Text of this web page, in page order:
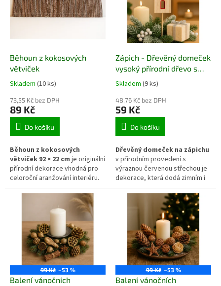
Běhoun z kokosových
větviček
Skladem (10 ks)
73,55 Kč bez DPH
89 Kč
Do košíku
Běhoun z kokosových
větviček 92 × 22 cm je originální
přírodní dekorace vhodná pro
celoroční aranžování interiéru.
Rustikální vzhled z kokosových
větviček se skvěle hodí na
jídelní stůl, komodu,
konferenční stolek i jako
podklad pro sezónní, podzimní
nebo vánoční dekorace.
Přirozený materiál dodá
každému aranžmá přírodní a
elegantní charakter.
Zápich - Dřevěný domeček
vysoký přírodní dřevo s
červenou hranatou
střechou
Skladem (9 ks)
48,76 Kč bez DPH
59 Kč
Do košíku
Dřevěný domeček na zápichu
v přírodním provedení s
výraznou červenou střechou je
dekorace, která dodá zimním i
celoročním aranžmá útulný a
hravý vzhled. Díky lehkému
materiálu a vysokému tvaru
krásně vynikne v květináči,
truhlíku, váze nebo v kombinaci
s větvičkami. Jemně vyřezané
okénka dodávají dekoraci
příjemnou domáckou
atmosféru.
99 Kč –53 %
Balení vánočních
99 Kč –53 %
Balení vánočních